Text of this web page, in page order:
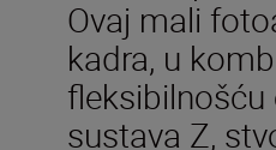
Ovaj mali
kadra, u
fleksibilnošću
sustava Z,